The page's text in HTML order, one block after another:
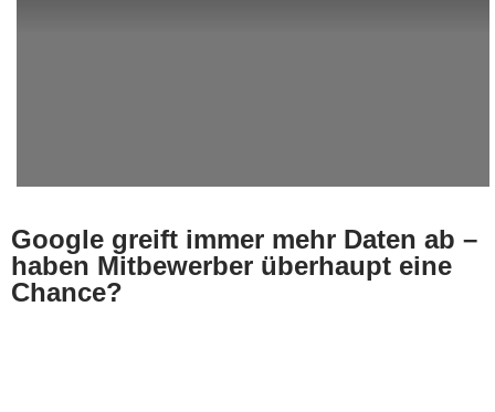
Google greift immer mehr Daten ab –
haben Mitbewerber überhaupt eine
Chance?